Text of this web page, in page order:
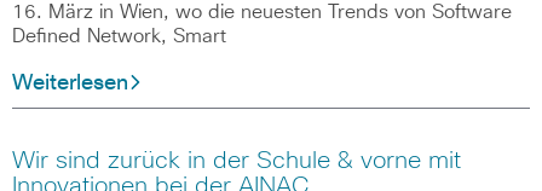
16. März in Wien, wo die neuesten Trends von Software
Defined Network, Smart
Weiterlesen
Wir sind zurück in der Schule & vorne mit